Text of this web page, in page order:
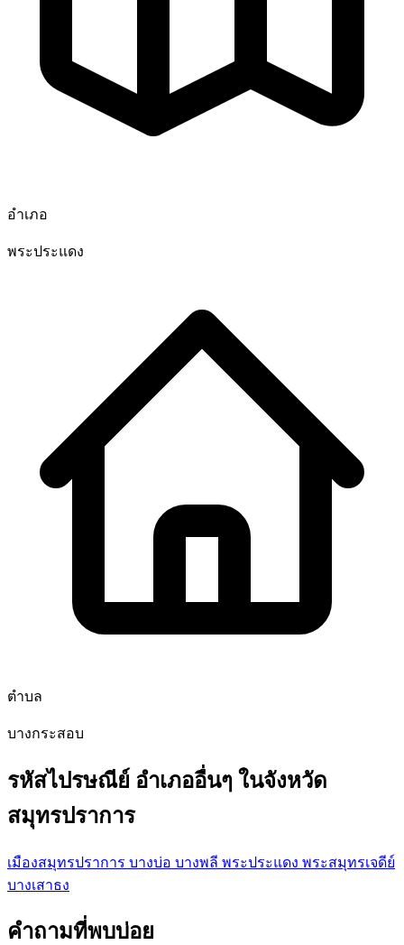
อำเภอ
พระประแดง
ตำบล
บางกระสอบ
รหัสไปรษณีย์ อำเภออื่นๆ ในจังหวัด
สมุทรปราการ
เมืองสมุทรปราการ บางบ่อ บางพลี พระประแดง พระสมุทรเจดีย์
บางเสาธง
คำถามที่พบบ่อย